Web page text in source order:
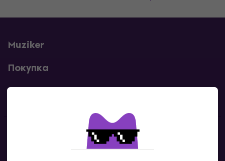
Muziker
Покупка
Полезни линкове
Контакти